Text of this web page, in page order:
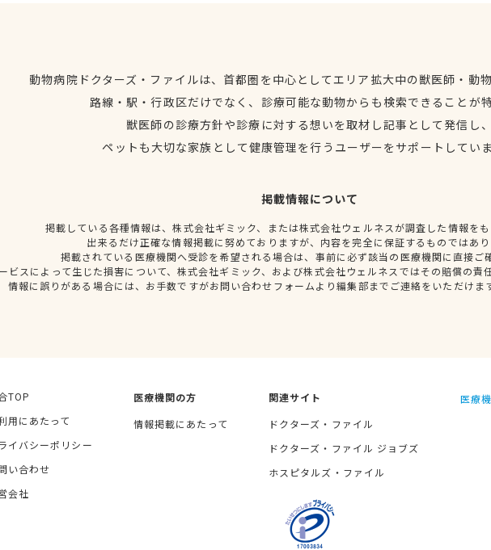
動物病院ドクターズ・ファイルは、首都圏を中心としてエリア拡大中の獣医師・動
路線・駅・行政区だけでなく、診療可能な動物からも検索できることが
獣医師の診療方針や診療に対する想いを取材し記事として発信し
ペットも大切な家族として健康管理を行うユーザーをサポートしてい
掲載情報について
掲載している各種情報は、株式会社ギミック、または株式会社ウェルネスが調査した情報を
出来るだけ正確な情報掲載に努めておりますが、内容を完全に保証するものではあ
掲載されている医療機関へ受診を希望される場合は、事前に必ず該当の医療機関に直接ご
ビスによって生じた損害について、株式会社ギミック、および株式会社ウェルネスではその賠償の責
情報に誤りがある場合には、お手数ですがお問い合わせフォームより編集部までご連絡をいただけま
TOP
用にあたって
イバシーポリシー
い合わせ
会社
医療機関の方
情報掲載にあたって
関連サイト
ドクターズ・ファイル
ドクターズ・ファイル ジョブズ
ホスピタルズ・ファイル
医療